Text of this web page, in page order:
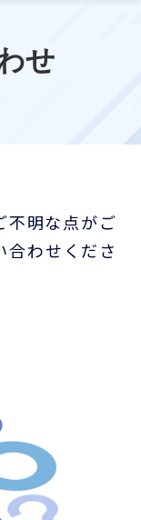
せ
不明な点がご
合わせくださ